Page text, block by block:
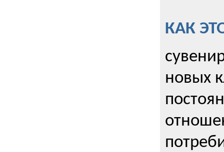
КАК
новых